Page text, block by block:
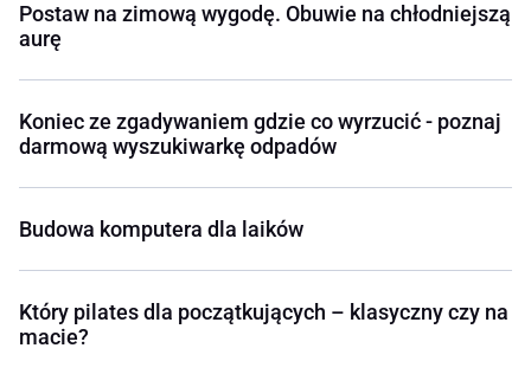
Postaw na zimową wygodę. Obuwie na chłodniejszą
aurę
Koniec ze zgadywaniem gdzie co wyrzucić - poznaj
darmową wyszukiwarkę odpadów
Budowa komputera dla laików
Który pilates dla początkujących – klasyczny czy na
macie?